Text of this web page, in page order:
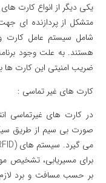
یکی دیگر از انواع کارت
متشکل از پردازنده ای
هستند. به علت وجود
ضریب امنیتی این کارت ها
کارت های غیر تماسی :
در کارت های غیرتماسی
برای مسیریابی، تشخیص